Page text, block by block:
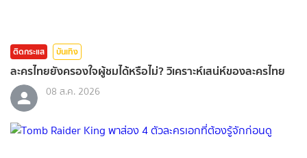
ติดกระแส บันเทิง
ละครไทยยังครองใจผู้ชมได้หรือไม่? วิเคราะห์เสน่ห์ของละครไทย
08 ส.ค. 2026